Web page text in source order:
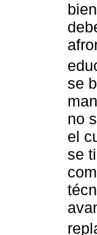
se
no
el
se